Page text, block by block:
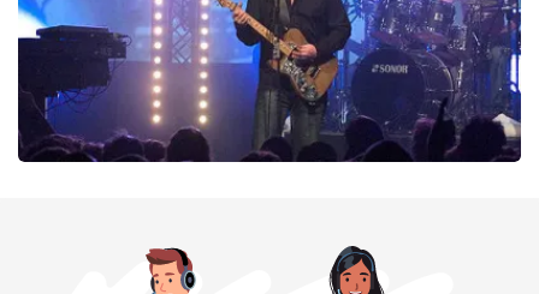
BESTEL NU